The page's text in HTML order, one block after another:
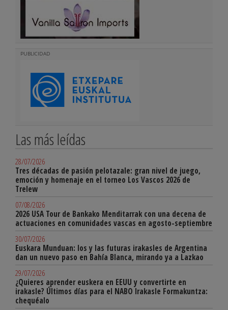
PUBLICIDAD
Las más leídas
28/07/2026
Tres décadas de pasión pelotazale: gran nivel de juego,
emoción y homenaje en el torneo Los Vascos 2026 de
Trelew
07/08/2026
2026 USA Tour de Bankako Menditarrak con una decena de
actuaciones en comunidades vascas en agosto-septiembre
30/07/2026
Euskara Munduan: los y las futuras irakasles de Argentina
dan un nuevo paso en Bahía Blanca, mirando ya a Lazkao
29/07/2026
¿Quieres aprender euskera en EEUU y convertirte en
irakasle? Últimos días para el NABO Irakasle Formakuntza:
chequéalo